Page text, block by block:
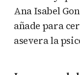
Ana Isabel
añade para
asevera la